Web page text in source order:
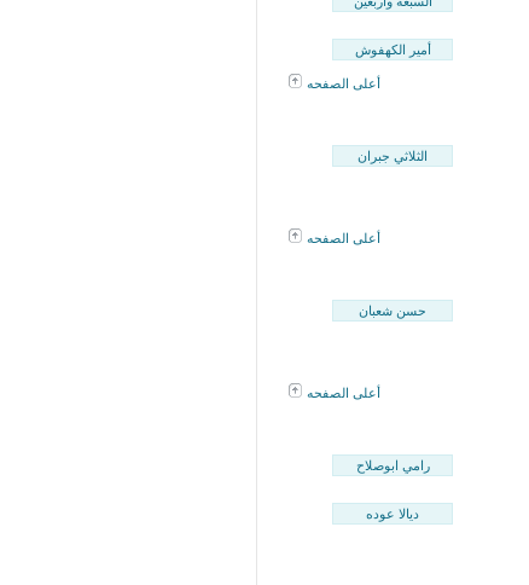
أمير الكهفوش
أعلى الصفحه
الثلاثي جبران
أعلى الصفحه
حسن شعبان
أعلى الصفحه
رامي ابوصلاح
ديالا عوده